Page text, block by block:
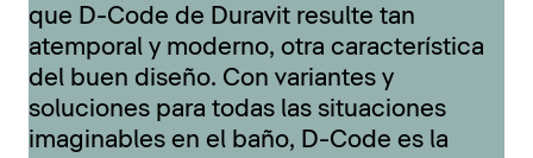
que D-Code de Duravit resulte tan
atemporal y moderno, otra característica
del buen diseño. Con variantes y
soluciones para todas las situaciones
imaginables en el baño, D-Code es la